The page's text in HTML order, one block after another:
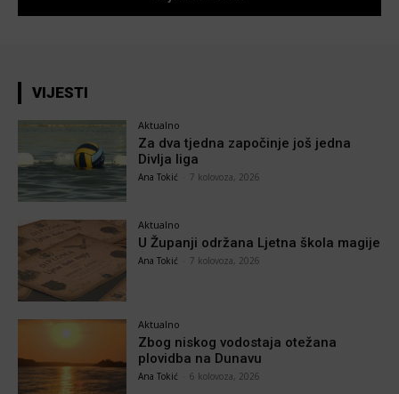
VIJESTI
Aktualno
Za dva tjedna započinje još jedna
Divlja liga
Ana Tokić 7 kolovoza, 2026
Aktualno
U Županji održana Ljetna škola magije
Ana Tokić 7 kolovoza, 2026
Aktualno
Zbog niskog vodostaja otežana
plovidba na Dunavu
Ana Tokić 6 kolovoza, 2026